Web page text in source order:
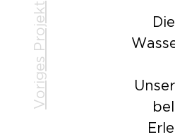
Voriges Projekt